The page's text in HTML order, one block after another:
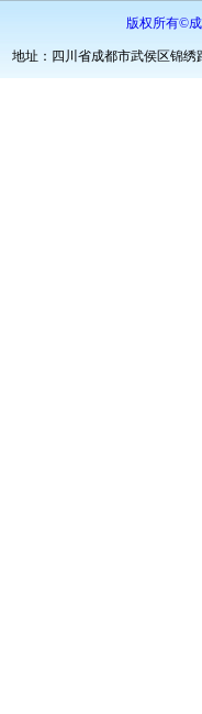
版权所有©
地址：四川省成都市武侯区锦绣